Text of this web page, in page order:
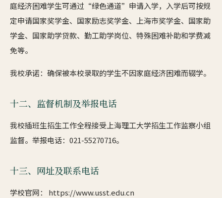
庭经济困难学生可通过“绿色通道”申请入学，入学后可按规
定申请国家奖学金、国家励志奖学金、上海市奖学金、国家助
学金、国家助学贷款、勤工助学岗位、特殊困难补助和学费减
免等。
我校承诺：确保被本校录取的学生不因家庭经济困难而辍学。
十二、监督机制及举报电话
我校插班生招生工作全程接受上海理工大学招生工作监察小组
监督。举报电话：021-55270716。
十三、网址及联系电话
学校官网： https://www.usst.edu.cn